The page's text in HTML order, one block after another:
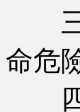
三
命危
四